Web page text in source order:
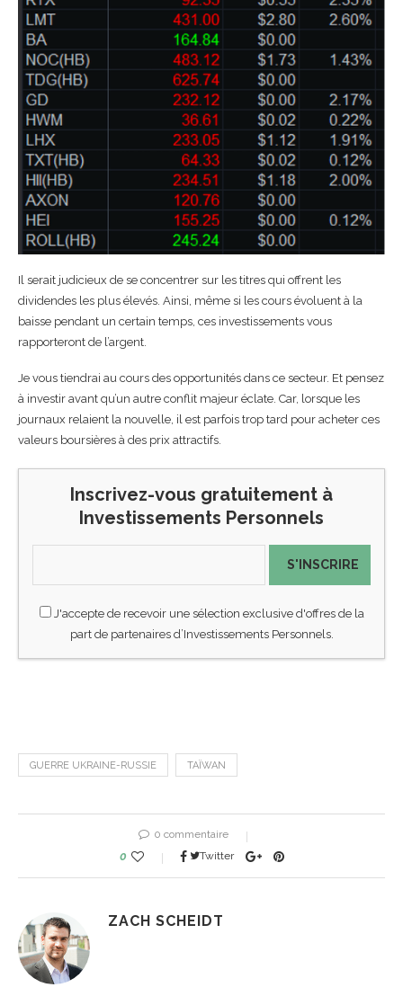
Il serait judicieux de se concentrer sur les titres qui offrent les
dividendes les plus élevés. Ainsi, même si les cours évoluent à la
baisse pendant un certain temps, ces investissements vous
rapporteront de l’argent.
Je vous tiendrai au cours des opportunités dans ce secteur. Et pensez
à investir avant qu’un autre conflit majeur éclate. Car, lorsque les
journaux relaient la nouvelle, il est parfois trop tard pour acheter ces
valeurs boursières à des prix attractifs.
Inscrivez-vous gratuitement à
Investissements Personnels
S'INSCRIRE
J'accepte de recevoir une sélection exclusive d'offres de la
part de partenaires d’Investissements Personnels.
GUERRE UKRAINE-RUSSIE TAÏWAN
0 commentaire
0 Twitter
ZACH SCHEIDT